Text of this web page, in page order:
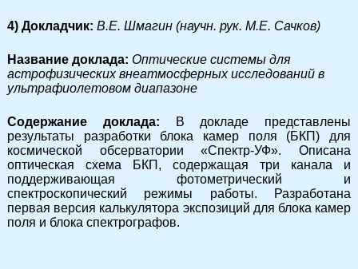
4) Докладчик: В.Е. Шмагин (научн. рук. М.Е. Сачков)
Название доклада: Оптические системы для
астрофизических внеатмосферных исследований в
ультрафиолетовом диапазоне
Содержание доклада: В докладе представлены
результаты разработки блока камер поля (БКП) для
космической обсерватории «Спектр-УФ». Описана
оптическая схема БКП, содержащая три канала и
поддерживающая фотометрический и
спектроскопический режимы работы. Разработана
первая версия калькулятора экспозиций для блока камер
поля и блока спектрографов.